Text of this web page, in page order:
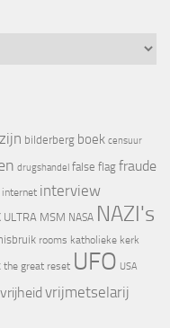
bilderberg boek censuur
drugshandel false flag fraude
internet interview
ULTRA MSM NASA NAZI's
rooms katholieke kerk
the great reset UFO USA
vrijheid vrijmetselarij